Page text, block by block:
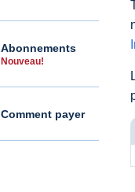
Abonnements
Nouveau!
Comment payer